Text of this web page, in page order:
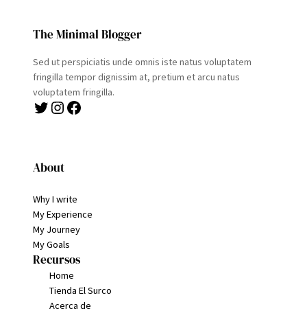
The Minimal Blogger
Sed ut perspiciatis unde omnis iste natus voluptatem
fringilla tempor dignissim at, pretium et arcu natus
voluptatem fringilla.
Twitter Instagram Facebook
About
Why I write
My Experience
My Journey
My Goals
Recursos
Home
Tienda El Surco
Acerca de